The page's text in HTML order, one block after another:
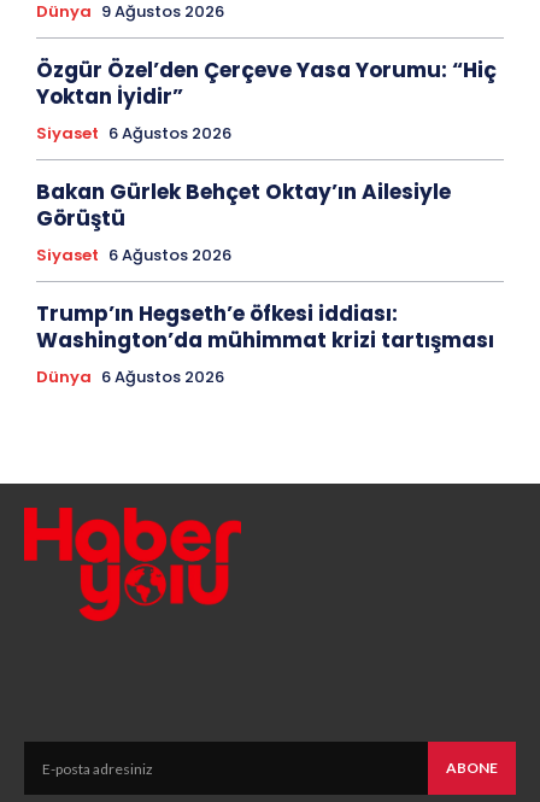
Dünya 9 Ağustos 2026
Özgür Özel’den Çerçeve Yasa Yorumu: “Hiç
Yoktan İyidir”
Siyaset 6 Ağustos 2026
Bakan Gürlek Behçet Oktay’ın Ailesiyle
Görüştü
Siyaset 6 Ağustos 2026
Trump’ın Hegseth’e öfkesi iddiası:
Washington’da mühimmat krizi tartışması
Dünya 6 Ağustos 2026
ABONE